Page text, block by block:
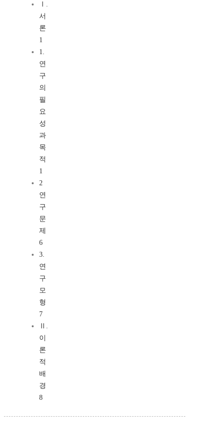
Ⅰ.
서
론
1
1.
연
구
의
필
요
성
과
목
적
1
2
연
구
문
제
6
3.
연
구
모
형
7
Ⅱ.
이
론
적
배
경
8